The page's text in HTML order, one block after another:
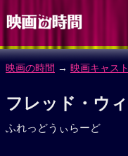
映画の時間 → 映画キャスト
フレッド・ウ
ふれっどうぃらーど